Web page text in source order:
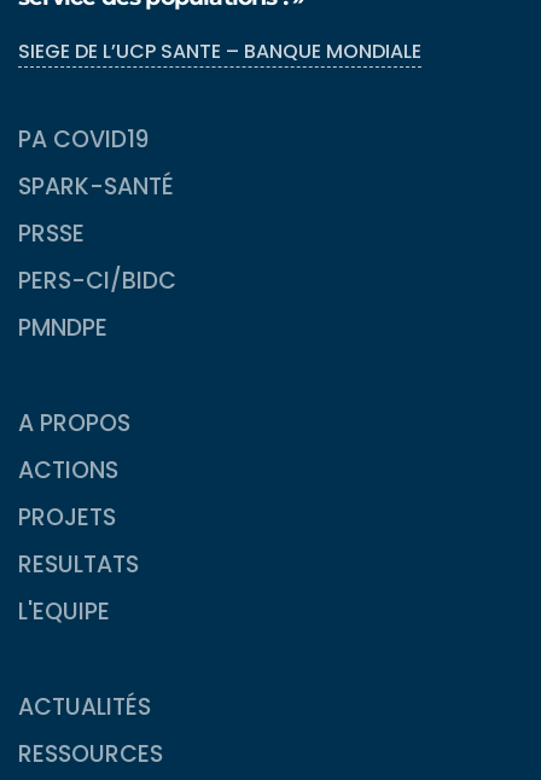
SIEGE DE L’UCP SANTE – BANQUE MONDIALE
PA COVID19
SPARK-SANTÉ
PRSSE
PERS-CI/BIDC
PMNDPE
A PROPOS
ACTIONS
PROJETS
RESULTATS
L'EQUIPE
ACTUALITÉS
RESSOURCES